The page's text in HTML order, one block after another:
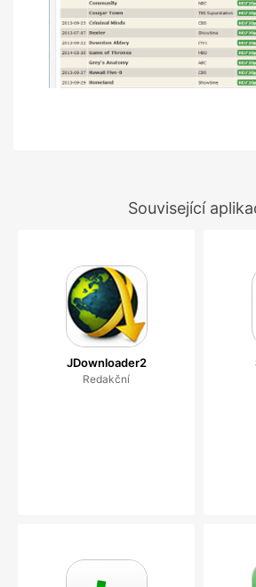
Související
JDownloader2
Redakční